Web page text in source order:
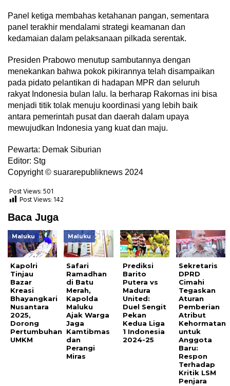
Panel ketiga membahas ketahanan pangan, sementara
panel terakhir mendalami strategi keamanan dan
kedamaian dalam pelaksanaan pilkada serentak.
Presiden Prabowo menutup sambutannya dengan
menekankan bahwa pokok pikirannya telah disampaikan
pada pidato pelantikan di hadapan MPR dan seluruh
rakyat Indonesia bulan lalu. Ia berharap Rakornas ini bisa
menjadi titik tolak menuju koordinasi yang lebih baik
antara pemerintah pusat dan daerah dalam upaya
mewujudkan Indonesia yang kuat dan maju.
Pewarta: Demak Siburian
Editor: Stg
Copyright © suararepubliknews 2024
Post Views:501
Post Views: 142
Baca Juga
Maluku
Kapolri
Tinjau
Bazar
Kreasi
Bhayangkari
Nusantara
2025,
Dorong
Pertumbuhan
UMKM
Maluku
Safari
Ramadhan
di Batu
Merah,
Kapolda
Maluku
Ajak Warga
Jaga
Kamtibmas
dan
Perangi
Miras
Prediksi
Barito
Putera vs
Madura
United:
Duel Sengit
Pekan
Kedua Liga
1 Indonesia
2024-25
Sekretaris
DPRD
Cimahi
Tegaskan
Aturan
Pemberian
Atribut
Kehormatan
untuk
Anggota
Baru:
Respon
Terhadap
Kritik LSM
Penjara